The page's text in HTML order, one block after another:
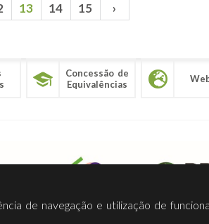
13 14 15 ›
Concessão de
Equivalências
de navegação e utilização de